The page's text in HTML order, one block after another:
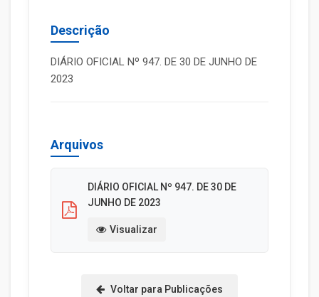
Descrição
DIÁRIO OFICIAL Nº 947. DE 30 DE JUNHO DE
2023
Arquivos
DIÁRIO OFICIAL Nº 947. DE 30 DE
JUNHO DE 2023
Visualizar
Voltar para Publicações